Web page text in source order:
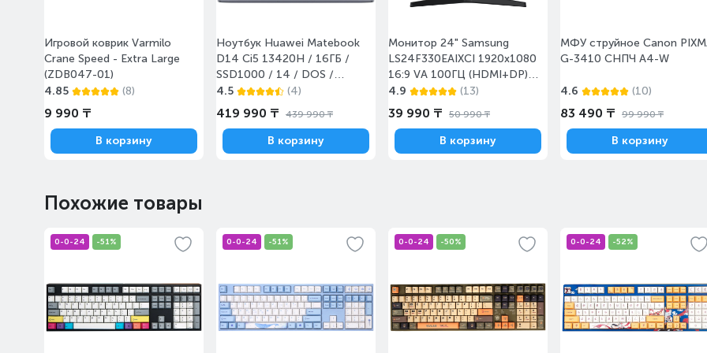
Хан қабылдау пункті
Қаскелең, Абылай Хан көш.,
221
10:00-20:00 с 10 августа Под заказ
Алматы, «Сұлтан» сауда
орталығы
Айнабұлақ-2 шағын ауданы,
10:00-22:00 Завтра Под заказ
Игровой коврик Varmilo
Crane Speed - Extra Large
(ZDB047-01)
4.85
(8)
9 990 ₸
В корзину
Ноутбук Huawei Matebook
D14 Ci5 13420H / 16ГБ /
SSD1000 / 14 / DOS /
(MendelG-W5611D/DOS)
4.5 (4)
419 990 ₸ 439 990 ₸
В корзину
Монитор 24" Samsung
LS24F330EAIXCI 1920x1080
16:9 VA 100ГЦ (HDMI+DP)
Black
4.9 (13)
39 990 ₸ 50 990 ₸
В корзину
МФУ струйное Canon
G-3410 СНПЧ А4-W
4.6 (10)
83 490 ₸ 99 990 ₸
В корзину
Похожие товары
0-0-24 -51% 0-0-24 -51% 0-0-24 -50% 0-0-24 -52%